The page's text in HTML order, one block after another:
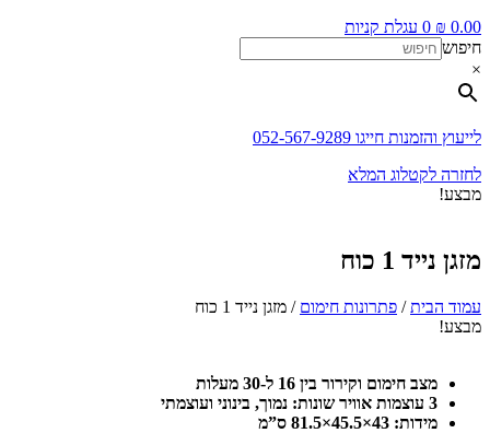
₪ 0.00
0 עגלת קניות
חיפוש
×
לייעוץ והזמנות חייגו 052-567-9289
לחזרה לקטלוג המלא
מבצע!
מזגן נייד 1 כוח
עמוד הבית/ פתרונות חימום / מזגן נייד 1 כוח
מבצע!
מצב חימום וקירור בין 16 ל-30 מעלות
3 עוצמות אוויר שונות: נמוך, בינוני ועוצמתי
מידות: 43×45.5×81.5 ס”מ